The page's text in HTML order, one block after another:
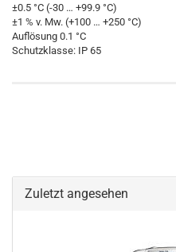
±0.5 °C (-30 … +99.9 °C)
±1 % v. Mw. (+100 … +250 °C)
Auflösung 0.1 °C
Schutzklasse: IP 65
Zuletzt angesehen